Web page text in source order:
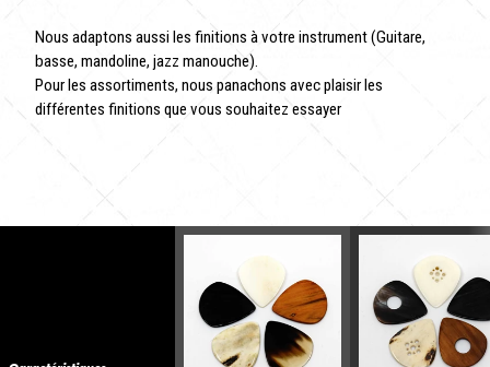
Nous adaptons aussi les finitions à votre instrument (Guitare,
basse, mandoline, jazz manouche).
Pour les assortiments, nous panachons avec plaisir les
différentes finitions que vous souhaitez essayer